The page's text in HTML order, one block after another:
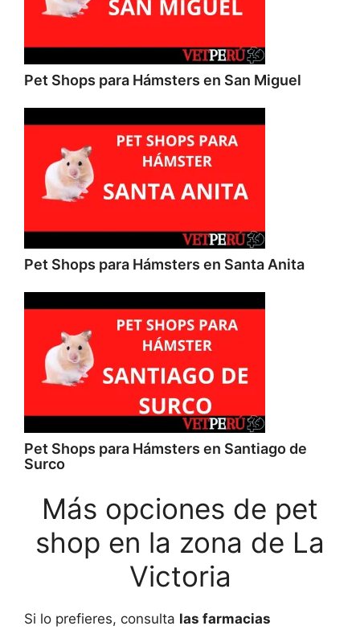
Pet Shops para Hámsters en San Miguel
Pet Shops para Hámsters en Santa Anita
Pet Shops para Hámsters en Santiago de
Surco
Más opciones de pet
shop en la zona de La
Victoria
Si lo prefieres, consulta las farmacias